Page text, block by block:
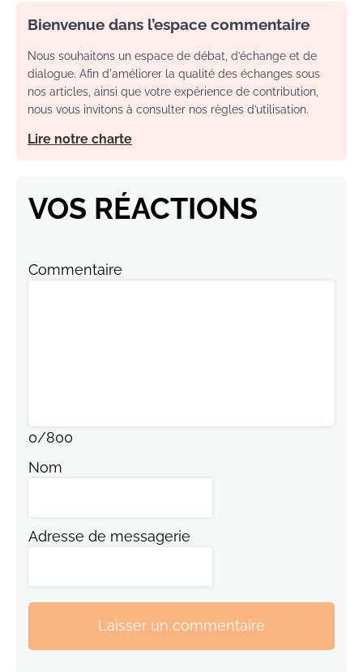
Bienvenue dans l’espace commentaire
Nous souhaitons un espace de débat, d’échange et de
dialogue. Afin d'améliorer la qualité des échanges sous
nos articles, ainsi que votre expérience de contribution,
nous vous invitons à consulter nos règles d’utilisation.
Lire notre charte
VOS RÉACTIONS
Commentaire
0/800
Nom
Adresse de messagerie
Laisser un commentaire